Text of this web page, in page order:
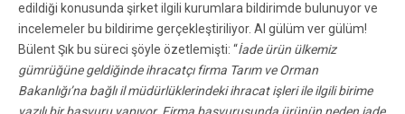
edildiği konusunda şirket ilgili kurumlara bildirimde bulunuyor ve
incelemeler bu bildirime gerçekleştiriliyor. Al gülüm ver gülüm!
Bülent Şık bu süreci şöyle özetlemişti: “İade ürün ülkemiz
gümrüğüne geldiğinde ihracatçı firma Tarım ve Orman
Bakanlığı’na bağlı il müdürlüklerindeki ihracat işleri ile ilgili birime